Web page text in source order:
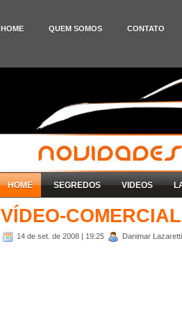
HOME QUEM SOMOS CONTATO
HOME SEGREDOS VIDEOS
VÍDEO-
14 de set. de 2008 | 19:25 Danimar